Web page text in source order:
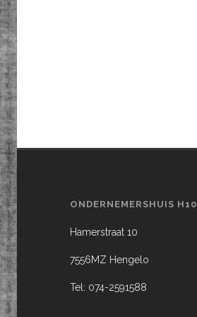
ONDERNEMERSHUIS H10
Hamerstraat 10
7556MZ Hengelo
Tel: 074-2591588